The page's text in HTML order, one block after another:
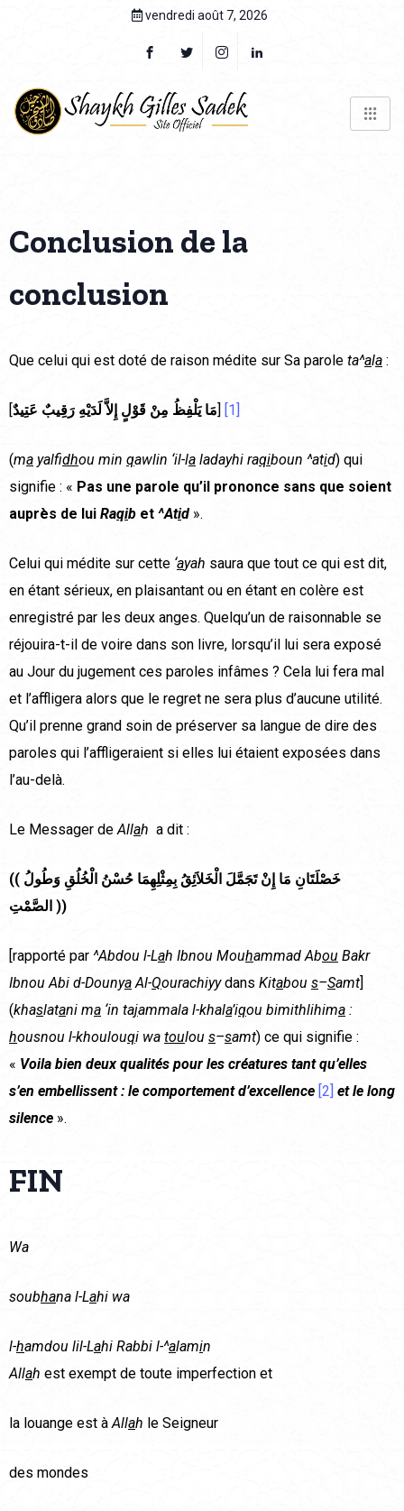
vendredi août 7, 2026
Conclusion de la
conclusion
Que celui qui est doté de raison médite sur Sa parole ta^ala :
[مَا يَلْفِظُ مِنْ قَوْلٍ إِلاَّ لَدَيْهِ رَقِيبٌ عَتِيدٌ] [1]
(ma yalfidhou min qawlin ‘il-la ladayhi raqiboun ^atid) qui
signifie : « Pas une parole qu’il prononce sans que soient
auprès de lui Raqib et ^Atid ».
Celui qui médite sur cette ‘ayah saura que tout ce qui est dit,
en étant sérieux, en plaisantant ou en étant en colère est
enregistré par les deux anges. Quelqu’un de raisonnable se
réjouira-t-il de voire dans son livre, lorsqu’il lui sera exposé
au Jour du jugement ces paroles infâmes ? Cela lui fera mal
et l’affligera alors que le regret ne sera plus d’aucune utilité.
Qu’il prenne grand soin de préserver sa langue de dire des
paroles qui l’affligeraient si elles lui étaient exposées dans
l’au-delà.
Le Messager deAllah a dit :
(( خَصْلَتَانِ مَا إِنْ تَجَمَّلَ الْخَلاَئِقُ بِمِثْلِهِمَا حُسْنُ الْخُلُقِ وَطُولُ
))
[rapporté par ^Abdou l-Lah Ibnou Mouhammad Abou Bakr
Ibnou Abi d-DounyaAl-Qourachiyydans Kitabou s–Samt]
(khaslatani ma ‘in tajammala l-khala’iqou bimithlihima :
housnou l-khoulouqi wa toulou s–samt) ce qui signifie :
« Voila bien deux qualités pour les créatures tant qu’elles
s’en embellissent : le comportement d’excellence [2] et le long
silence ».
FIN
Wa
soubhana l-Lahi wa
l-hamdou lil-Lahi Rabbi l-^alamin
Allah est exempt de toute imperfection et
la louange est àAllah le Seigneur
des mondes